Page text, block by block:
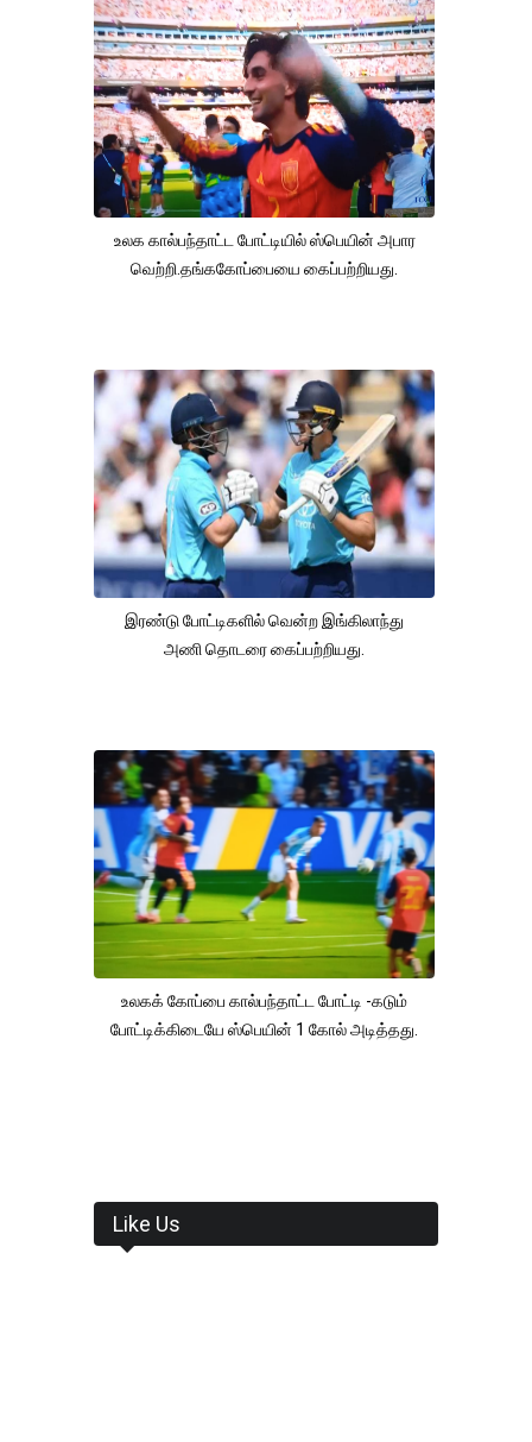
உலக கால்பந்தாட்ட போட்டியில் ஸ்பெயின் அபார
வெற்றி.தங்ககோப்பையை கைப்பற்றியது.
இரண்டு போட்டிகளில் வென்ற இங்கிலாந்து
அணி தொடரை கைப்பற்றியது.
உலகக் கோப்பை கால்பந்தாட்ட போட்டி -கடும்
போட்டிக்கிடையே ஸ்பெயின் 1 கோல் அடித்தது.
Like Us